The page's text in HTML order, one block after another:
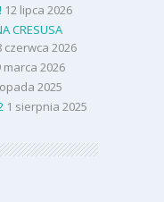
12 lipca 2026
CRESUSA
czerwca 2026
marca 2026
2025
1 sierpnia 2025